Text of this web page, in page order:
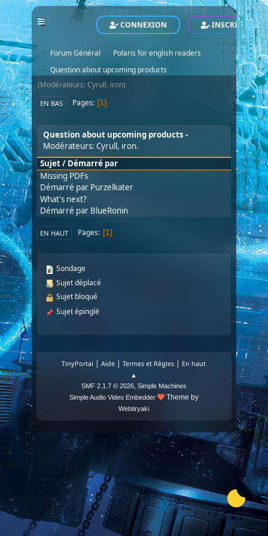
CONNEXION
INSCRIVEZ-
POLARIS - Le Site Officiel - Official Website
Forum
Forum Général Polaris for english readers
Question about upcoming products
(Modérateurs:Cyrull, iron)
EN BAS Pages 1
Question about upcoming products
Modérateurs: Cyrull, iron.
Sujet/ Démarré par
Missing PDFs
Démarré par Purzelkater
What's next?
Démarré par BlueRonin
EN HAUT Pages 1
Sondage
Sujet déplacé
Sujet bloqué
Sujet épinglé
TinyPortal |Aide |Termes et Règles | En haut
▲
SMF 2.1.7 © 2026, Simple Machines
Simple Audio Video Embedder
Theme by
Webtiryaki